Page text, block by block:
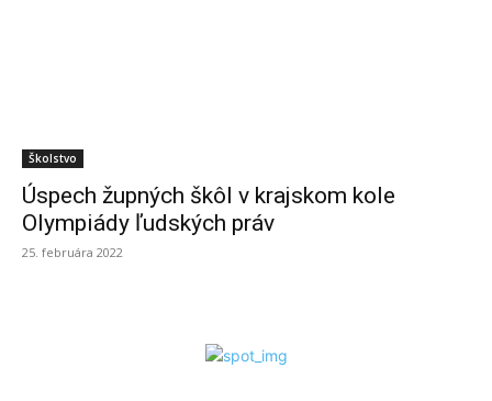
Školstvo
Úspech župných škôl v krajskom kole
Olympiády ľudských práv
25. februára 2022